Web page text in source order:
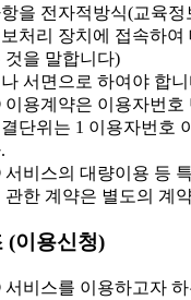
을 전자적방식(교육정
처리 장치에 접속하여
것을 말합니다)
서면으로 하여야 합니
용계약은 이용자번호
단위는 1 이용자번호
비스의 대량이용 등
관한 계약은 별도의 계
(이용신청)
비스를 이용하고자 하